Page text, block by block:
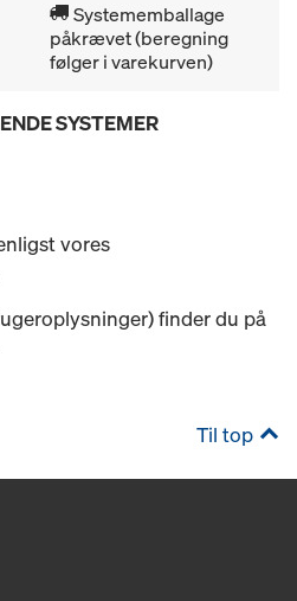
Systememballage
påkrævet (beregning
følger i varekurven)
SYSTEMER
vores
finder du på
Til top